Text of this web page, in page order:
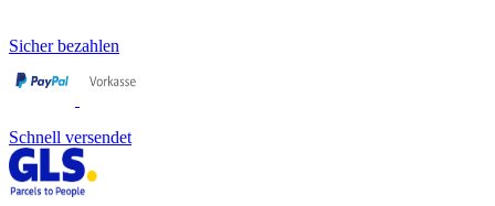
Sicher bezahlen
Schnell versendet